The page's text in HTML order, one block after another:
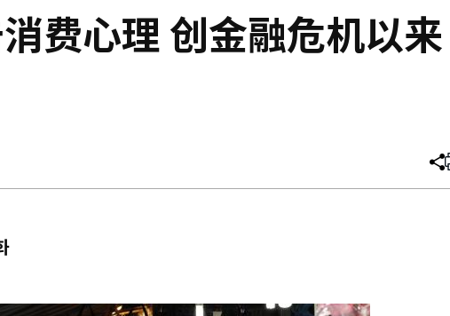
费心理 创金融危机以来
分
文